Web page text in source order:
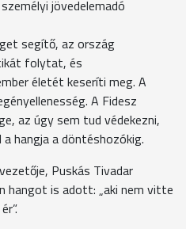
jövedelemadó
segítő, az ország
folytat, és
életét keseríti meg. A
A Fidesz
az úgy sem tud védekezni,
hangja a döntéshozókig.
Puskás Tivadar
hangot is adott: „aki nem vitte